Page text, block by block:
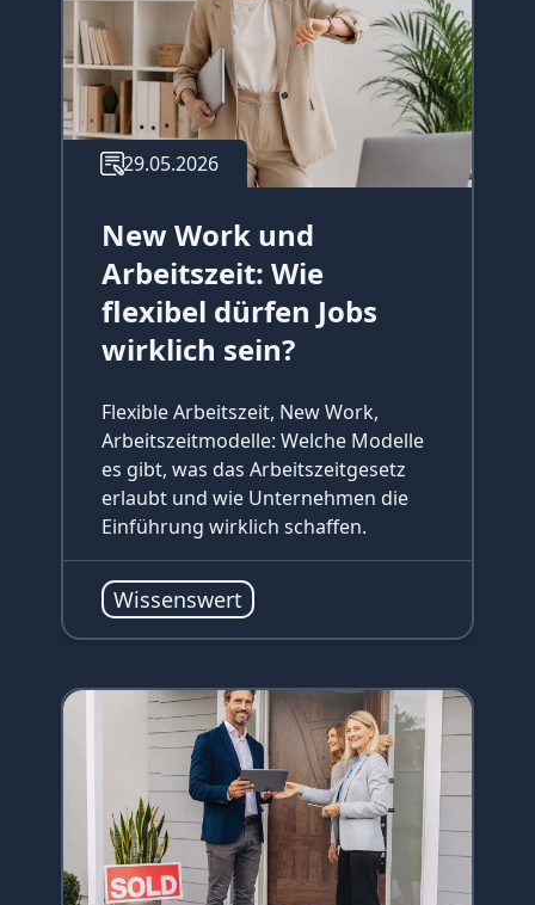
29.05.2026
New Work und
Arbeitszeit: Wie
flexibel dürfen Jobs
wirklich sein?
Flexible Arbeitszeit, New Work,
Arbeitszeitmodelle: Welche Modelle
es gibt, was das Arbeitszeitgesetz
erlaubt und wie Unternehmen die
Einführung wirklich schaffen.
Wissenswert